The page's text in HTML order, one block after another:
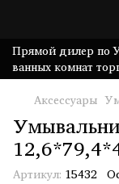
Прямой дилер по
ванных комнат
Аксессуары
Артикул: 15432